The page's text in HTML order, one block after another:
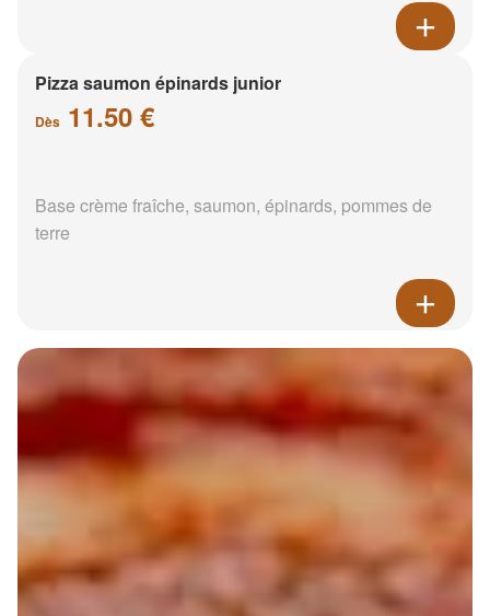
Pizza saumon épinards junior
Dès 11.50 €
Base crème fraîche, saumon, épinards, pommes de
terre